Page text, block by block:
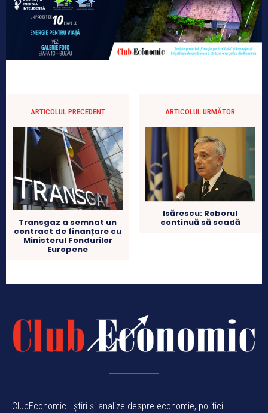
ARTICOLUL PRECEDENT
Transgaz a semnat un
contract de finanțare cu
Ministerul Fondurilor
Europene
ARTICOLUL URMĂTOR
Isărescu: Roborul
continuă să scadă
ClubEconomic - știri și analize despre economie, politici